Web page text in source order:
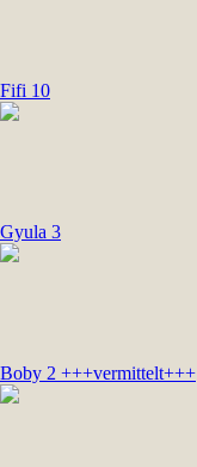
Fifi 10
Gyula 3
Boby 2 +++vermittelt+++